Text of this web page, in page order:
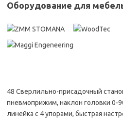
Оборудование для
48 Сверлильно-присадочный
пневмоприжим, наклон головки 0-
линейка с 4 упорами, быстрая